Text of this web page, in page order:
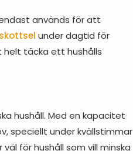
används för att
under dagtid för
helt täcka ett hushålls
hushåll. Med en kapacitet
speciellt under kvällstimmar
för hushåll som vill minska